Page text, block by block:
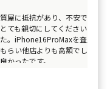
質屋に抵抗があり、不安でした
とても親切にしてくださいまし
た。iPhone16ProMaxを査定し
もらい他店よりも高額でしたの
良かったです。